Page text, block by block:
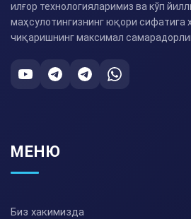
илғор технологияларимиз ва кўп
маҳсулотингизнинг юқори сифатига
чиқаришнинг максимал
МЕНЮ
Биз хакимизда